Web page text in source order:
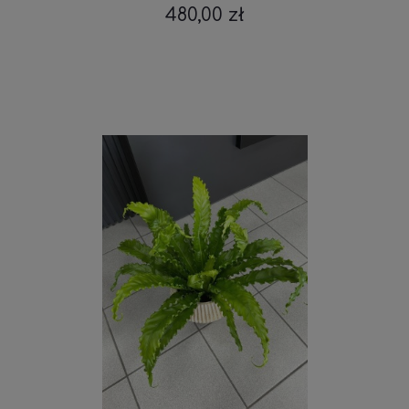
480,00 zł